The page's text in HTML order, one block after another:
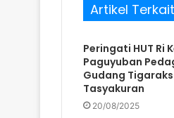
Artikel Terkait
Peringati HUT Ri
Paguyuban
Gudang
Tasyakuran
20/08/2025